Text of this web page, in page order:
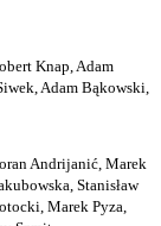
Knap, Adam
Adam Bąkowski,
Andrijanić, Marek
Stanisław
Marek Pyza,